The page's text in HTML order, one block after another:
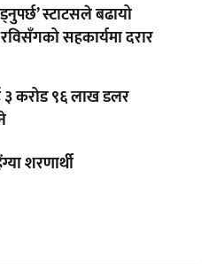
स्टाटसले बढायो
सहकार्यमा दरार
करोड ९६ लाख डलर
शरणार्थी